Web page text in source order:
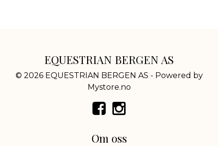
EQUESTRIAN BERGEN AS
© 2026 EQUESTRIAN BERGEN AS - Powered by
Mystore.no
Om oss